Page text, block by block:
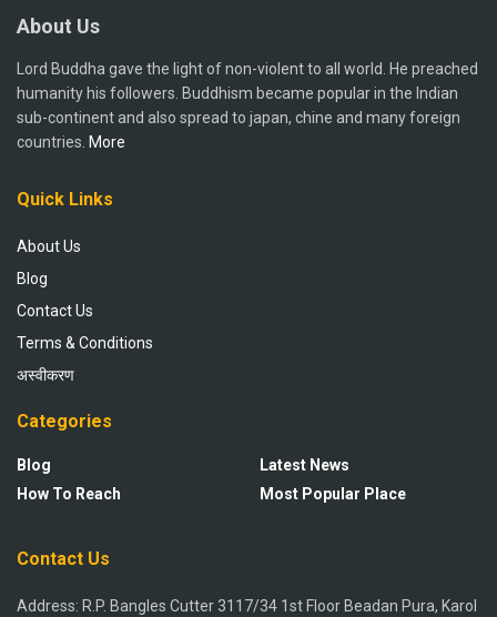
About Us
Lord Buddha gave the light of non-violent to all world. He preached
humanity his followers. Buddhism became popular in the Indian
sub-continent and also spread to japan, chine and many foreign
countries. More
Quick Links
About Us
Blog
Contact Us
Terms & Conditions
अस्वीकरण
Categories
Blog
How To Reach
Latest News
Most Popular Place
Contact Us
Address: R.P. Bangles Cutter 3117/34 1st Floor Beadan Pura, Karol